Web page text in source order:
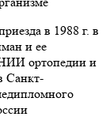
в 1988 г. в
и ее
ортопедии и
Санкт-